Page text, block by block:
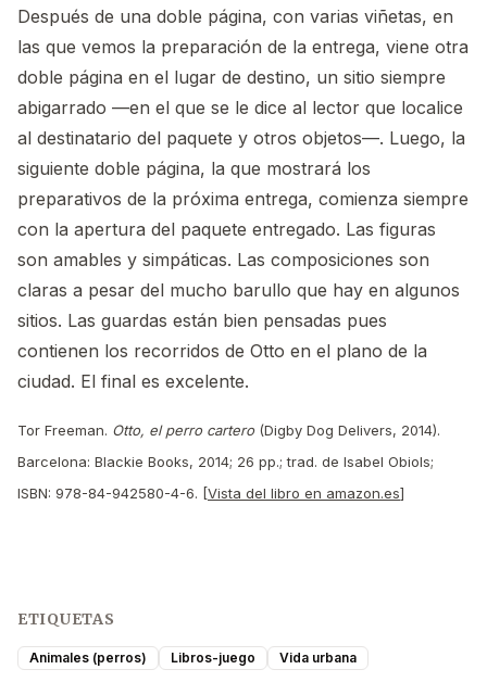
Después de una doble página, con varias viñetas, en
las que vemos la preparación de la entrega, viene otra
doble página en el lugar de destino, un sitio siempre
abigarrado —en el que se le dice al lector que localice
al destinatario del paquete y otros objetos—. Luego, la
siguiente doble página, la que mostrará los
preparativos de la próxima entrega, comienza siempre
con la apertura del paquete entregado. Las figuras
son amables y simpáticas. Las composiciones son
claras a pesar del mucho barullo que hay en algunos
sitios. Las guardas están bien pensadas pues
contienen los recorridos de Otto en el plano de la
ciudad. El final es excelente.
Tor Freeman. Otto, el perro cartero(Digby Dog Delivers, 2014).
Barcelona: Blackie Books, 2014; 26 pp.; trad. de Isabel Obiols;
ISBN: 978-84-942580-4-6. [Vista del libro en amazon.es]
ETIQUETAS
Animales (perros) Libros-juego Vida urbana